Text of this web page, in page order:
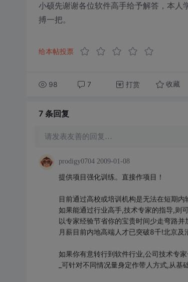
小硕先谢谢各位软件高手给予解答，本人
搏一把。
给本帖投票
98 7 打赏 收藏
7 条回复
请发表友善的回复…
prodigy0704 2009-01-08
提供项目强化训练。直接作项目！
目前通过高校或培训机构是无法在短期
如果能通过行业高手,技术专家的指导,则
以专家经验节省你的宝贵时间少走弯路并
月薪目前内地高端人才已突破8千!北京
如果你有意转行到软件行业,公司技术专
_可针对不同情况量身定作带人方式,从基